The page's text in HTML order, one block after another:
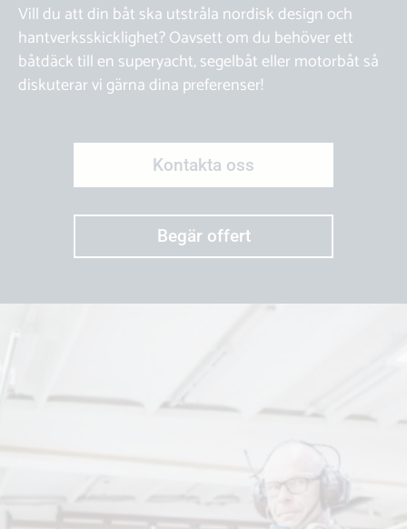
Vill du att din båt ska utstråla nordisk design och
hantverksskicklighet? Oavsett om du behöver ett
båtdäck till en superyacht, segelbåt eller motorbåt så
diskuterar vi gärna dina preferenser!
Kontakta oss
Begär offert